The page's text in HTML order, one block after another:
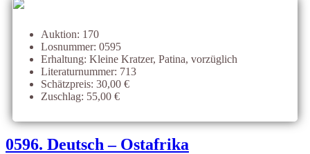
Auktion: 170
Losnummer: 0595
Erhaltung: Kleine Kratzer, Patina, vorzüglich
Literaturnummer: 713
Schätzpreis: 30,00 €
Zuschlag: 55,00 €
0596. Deutsch – Ostafrika